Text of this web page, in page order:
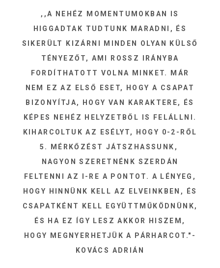
,,A NEHÉZ MOMENTUMOKBAN IS
HIGGADTAK TUDTUNK MARADNI, ÉS
SIKERÜLT KIZÁRNI MINDEN OLYAN KÜLSŐ
TÉNYEZŐT, AMI ROSSZ IRÁNYBA
FORDÍTHATOTT VOLNA MINKET. MÁR
NEM EZ AZ ELSŐ ESET, HOGY A CSAPAT
BIZONYÍTJA, HOGY VAN KARAKTERE, ÉS
KÉPES NEHÉZ HELYZETBŐL IS FELÁLLNI.
KIHARCOLTUK AZ ESÉLYT, HOGY 0-2-RŐL
5. MÉRKŐZÉST JÁTSZHASSUNK,
NAGYON SZERETNÉNK SZERDÁN
FELTENNI AZ I-RE A PONTOT. A LÉNYEG,
HOGY HINNÜNK KELL AZ ELVEINKBEN, ÉS
CSAPATKÉNT KELL EGYÜTTMŰKÖDNÜNK,
ÉS HA EZ ÍGY LESZ AKKOR HISZEM,
HOGY MEGNYERHETJÜK A PÁRHARCOT."-
KOVÁCS ADRIÁN